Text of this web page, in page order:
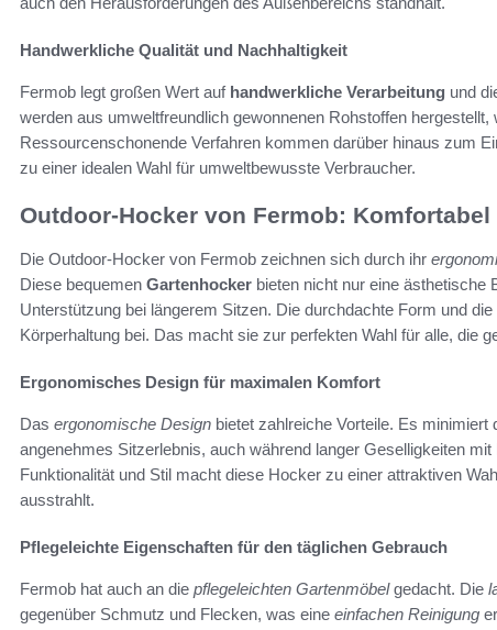
Handwerkliche Qualität und Nachhaltigkeit
Fermob legt großen Wert auf handwerkliche Verarbeitung und
werden aus umweltfreundlich gewonnenen Rohstoffen hergestellt,
Ressourcenschonende Verfahren kommen darüber hinaus zum
zu einer idealen Wahl für umweltbewusste Verbraucher.
Outdoor-Hocker von Fermob:
Die Outdoor-Hocker von Fermob zeichnen sich durch ihr
Diese bequemen Gartenhocker bieten nicht nur eine ästhetische
Unterstützung bei längerem Sitzen. Die durchdachte Form und
Körperhaltung bei. Das macht sie zur perfekten Wahl für alle, die
Ergonomisches Design für maximalen Komfort
Das ergonomische Design bietet zahlreiche Vorteile. Es
angenehmes Sitzerlebnis, auch während langer Geselligkeiten
Funktionalität und Stil macht diese Hocker zu einer attraktiven
ausstrahlt.
Pflegeleichte Eigenschaften für den täglichen Gebrauch
Fermob hat auch an die pflegeleichten Gartenmöbelgedacht. Die
gegenüber Schmutz und Flecken, was eine einfachen Reinigung